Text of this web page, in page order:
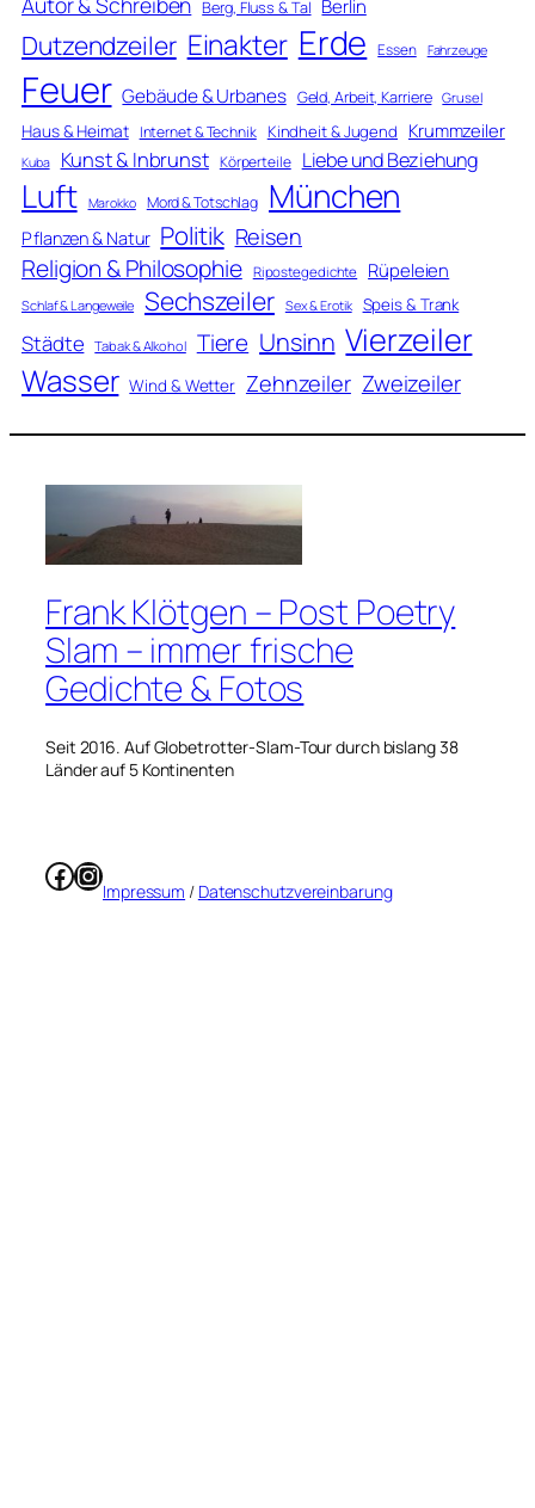
Berg, Fluss & Tal Berlin
Dutzendzeiler Einakter Erde Essen Fahrzeuge
Feuer Gebäude & Urbanes Geld, Arbeit, Karriere Grusel
Haus & Heimat Internet & Technik Kindheit & Jugend Krummzeiler
Kuba Kunst & Inbrunst Körperteile Liebe und Beziehung
Luft Marokko Mord & Totschlag München
Pflanzen & Natur Politik Reisen
Religion & Philosophie Ripostegedichte Rüpeleien
Schlaf & Langeweile Sechszeiler Sex & Erotik Speis & Trank
Städte Tabak & Alkohol Tiere Unsinn Vierzeiler
Wasser Wind & Wetter Zehnzeiler Zweizeiler
Frank Klötgen – Post Poetry
Slam – immer frische
Gedichte & Fotos
Seit 2016. Auf Globetrotter-Slam-Tour durch bislang 38
Länder auf 5 Kontinenten
Facebook
Instagram
Impressum / Datenschutzvereinbarung